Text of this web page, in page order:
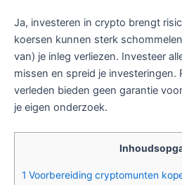
Ja, investeren in crypto brengt
koersen kunnen sterk
van) je inleg verliezen. Investeer
missen en spreid je investeringen.
verleden bieden geen garantie
je eigen onderzoek.
1 Voorbereiding cryptomunten